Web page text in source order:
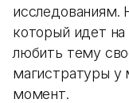
исследованиям.
который идет
любить тему
магистратуры у
момент.